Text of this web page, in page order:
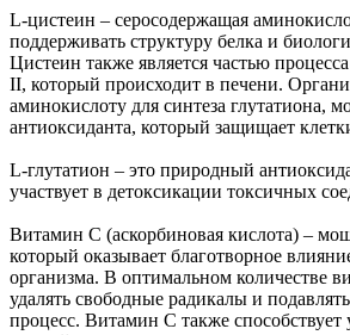
L-цистеин – серосодержащая
поддерживать структуру белка и
Цистеин также является частью
II, который происходит в печени.
аминокислоту для синтеза глутатиона,
антиоксиданта, который защищает
L-глутатион – это природный
участвует в детоксикации токсичных
Витамин С (аскорбиновая кислота) –
который оказывает благотворное
организма. В оптимальном количестве
удалять свободные радикалы и
процесс. Витамин С также способствует